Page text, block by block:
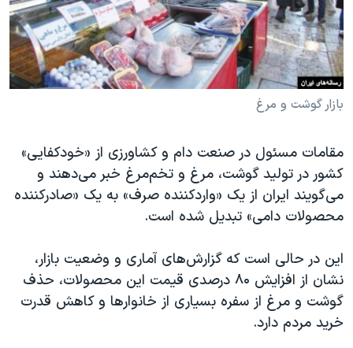
فرهنگ و زندگی
حقوق شهروندی
اقتصادی
علم و فناوری
گالری عکس
آرشیو پخش زنده
مستندها
انتخابات ریاست جمهوری آمریکا ۲۰۲۴
حمله جمهوری اسلامی به اسرائیل
رمز مهسا
اعتراضات زن، زندگی، آزادی
مجموعه مستندهای دادخواهی
تریبونال مردمی آبان ۹۸
چهل سال گروگان‌گیری
قانون شفافیت دارائی کادر رهبری ایران
اعتراضات مردمی آبان ۹۸
دنبال کنید
بازار گوشت و مرغ
مقامات مسئول در صنعت دام و کشاورزی از «خودکفایی»
کشور در تولید گوشت، مرغ و تخم‌مرغ خبر می‌دهند و
می‌گویند ایران از یک «واردکننده صرف» به یک «صادرکننده
محصولات دامی» تبدیل شده است.
این در حالی است که گزارش‌های آماری و وضعیت بازار،
نشان از افزایش ۸۰ درصدی قیمت این محصولات، حذف
گوشت و مرغ از سفره بسیاری از خانوارها و کاهش قدرت
خرید مردم دارد.